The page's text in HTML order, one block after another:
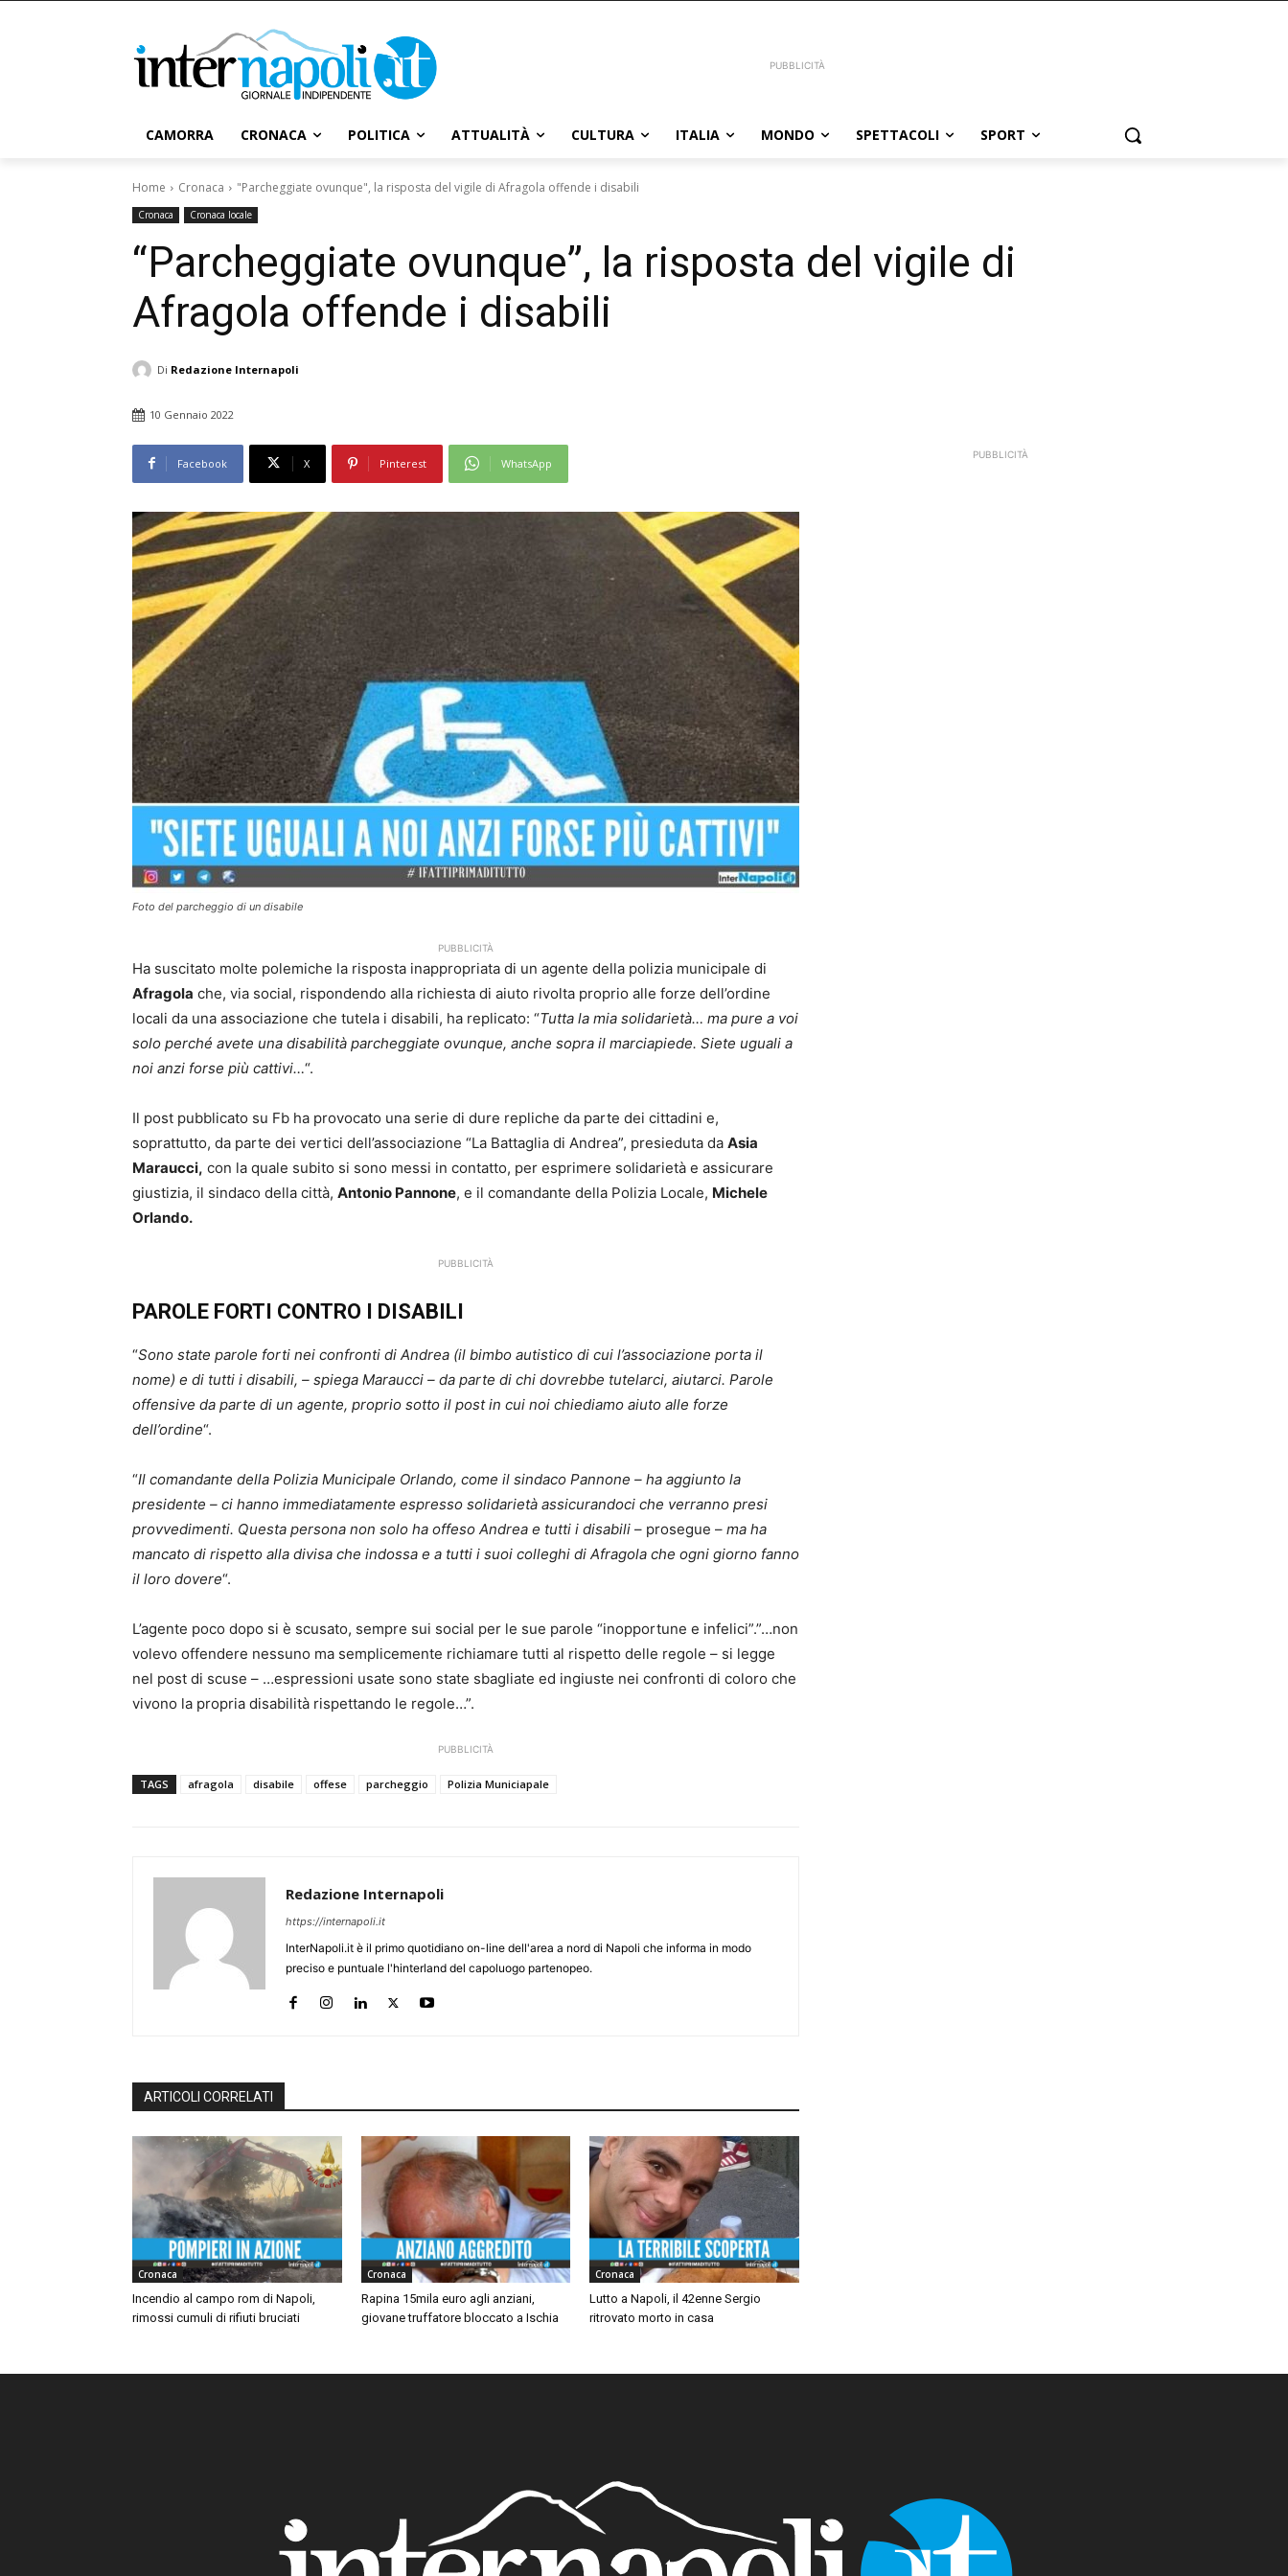
PUBBLICITÀ
CAMORRA CRONACA POLITICA ATTUALITÀ CULTURA ITALIA MONDO SPETTACOLI SPORT
Home Cronaca "Parcheggiate ovunque", la risposta del vigile di Afragola offende i disabili
Cronaca Cronaca locale
“Parcheggiate ovunque”, la risposta del vigile di
Afragola offende i disabili
Di Redazione Internapoli
10 Gennaio 2022
Facebook X Pinterest WhatsApp
Foto del parcheggio di un disabile
PUBBLICITÀ
Ha suscitato molte polemiche la risposta inappropriata di un agente della polizia municipale di
Afragola che, via social, rispondendo alla richiesta di aiuto rivolta proprio alle forze dell’ordine
locali da una associazione che tutela i disabili, ha replicato: “Tutta la mia solidarietà… ma pure a voi
solo perché avete una disabilità parcheggiate ovunque, anche sopra il marciapiede. Siete uguali a
noi anzi forse più cattivi…“.
Il post pubblicato su Fb ha provocato una serie di dure repliche da parte dei cittadini e,
soprattutto, da parte dei vertici dell’associazione “La Battaglia di Andrea”, presieduta da Asia
Maraucci, con la quale subito si sono messi in contatto, per esprimere solidarietà e assicurare
giustizia, il sindaco della città, Antonio Pannone, e il comandante della Polizia Locale, Michele
Orlando.
PUBBLICITÀ
PAROLE FORTI CONTRO I DISABILI
“Sono state parole forti nei confronti di Andrea (il bimbo autistico di cui l’associazione porta il
nome) e di tutti i disabili, – spiega Maraucci – da parte di chi dovrebbe tutelarci, aiutarci. Parole
offensive da parte di un agente, proprio sotto il post in cui noi chiediamo aiuto alle forze
dell’ordine“.
“Il comandante della Polizia Municipale Orlando, come il sindaco Pannone – ha aggiunto la
presidente – ci hanno immediatamente espresso solidarietà assicurandoci che verranno presi
provvedimenti. Questa persona non solo ha offeso Andrea e tutti i disabili – prosegue – ma ha
mancato di rispetto alla divisa che indossa e a tutti i suoi colleghi di Afragola che ogni giorno fanno
il loro dovere“.
L’agente poco dopo si è scusato, sempre sui social per le sue parole “inopportune e infelici”.”…non
volevo offendere nessuno ma semplicemente richiamare tutti al rispetto delle regole – si legge
nel post di scuse – …espressioni usate sono state sbagliate ed ingiuste nei confronti di coloro che
vivono la propria disabilità rispettando le regole…”.
PUBBLICITÀ
TAGS afragola disabile offese parcheggio Polizia Municiapale
Redazione Internapoli
https://internapoli.it
InterNapoli.it è il primo quotidiano on-line dell'area a nord di Napoli che informa in modo
preciso e puntuale l'hinterland del capoluogo partenopeo.
ARTICOLI CORRELATI
Cronaca
Incendio al campo rom di Napoli,
rimossi cumuli di rifiuti bruciati
Cronaca
Rapina 15mila euro agli anziani,
giovane truffatore bloccato a Ischia
Cronaca
Lutto a Napoli, il 42enne Sergio
ritrovato morto in casa
PUBBLICITÀ